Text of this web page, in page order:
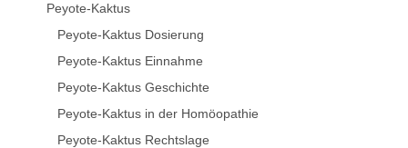
Peyote-Kaktus
Peyote-Kaktus Dosierung
Peyote-Kaktus Einnahme
Peyote-Kaktus Geschichte
Peyote-Kaktus in der Homöopathie
Peyote-Kaktus Rechtslage